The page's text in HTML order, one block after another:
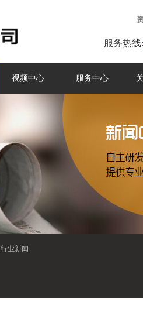
服务热线:
视频中心 服务中心
行业新闻